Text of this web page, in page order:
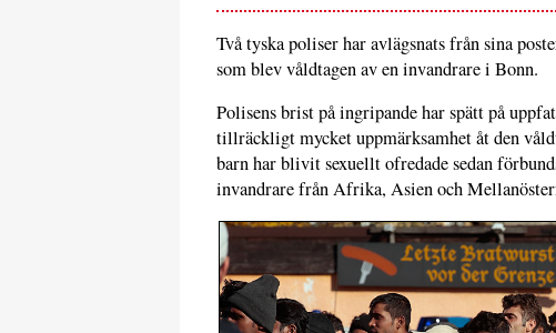
Två tyska poliser har avlägsnats från sina
som blev våldtagen av en invandrare i Bonn.
Polisens brist på ingripande har spätt på
tillräckligt mycket uppmärksamhet åt den
barn har blivit sexuellt ofredade sedan
invandrare från Afrika, Asien och